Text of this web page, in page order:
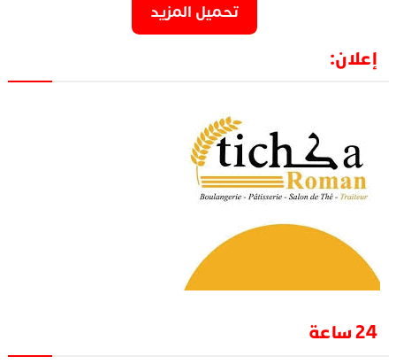
تحميل المزيد
إعلان:
24 ساعة